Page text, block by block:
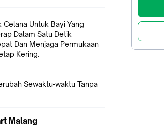
Untuk Bayi Yang
Dalam Satu Detik
Dan Menjaga Permukaan
Kering.
Sewaktu-waktu Tanpa
Malang